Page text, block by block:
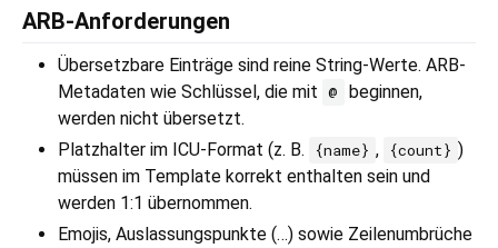
ARB-Anforderungen
Übersetzbare Einträge sind reine String-Werte. ARB-
Metadaten wie Schlüssel, die mit @
beginnen,
werden nicht übersetzt.
Platzhalter im ICU-Format (z. B.
{name} , {count} )
müssen im Template korrekt enthalten sein und
werden 1:1 übernommen.
Emojis, Auslassungspunkte (…) sowie Zeilenumbrüche